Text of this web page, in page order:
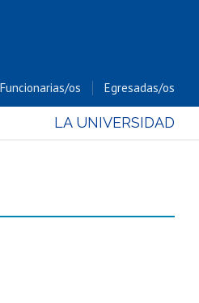
Funcionarias/os Egresadas/os
LA UNIVERSIDAD